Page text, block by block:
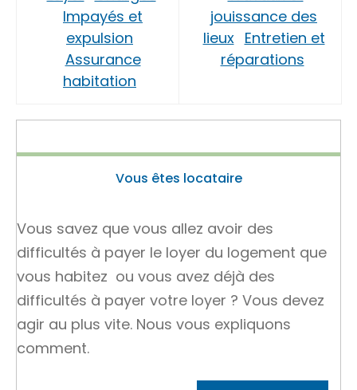
Impayés et
expulsion
Assurance
habitation
jouissance des
lieux Entretien et
réparations
Vous êtes locataire
Vous savez que vous allez avoir des
difficultés à payer le loyer du logement que
vous habitez ou vous avez déjà des
difficultés à payer votre loyer ? Vous devez
agir au plus vite. Nous vous expliquons
comment.